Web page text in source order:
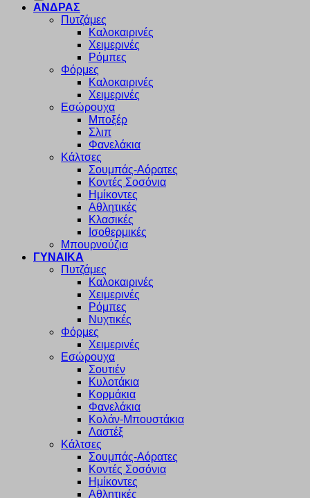
ΑΝΔΡΑΣ
Πυτζάμες
Καλοκαιρινές
Χειμερινές
Ρόμπες
Φόρμες
Καλοκαιρινές
Χειμερινές
Εσώρουχα
Μποξέρ
Σλιπ
Φανελάκια
Κάλτσες
Σουμπάς-Αόρατες
Κοντές Σοσόνια
Ημίκοντες
Αθλητικές
Κλασικές
Ισοθερμικές
Μπουρνούζια
ΓΥΝΑΙΚΑ
Πυτζάμες
Καλοκαιρινές
Χειμερινές
Ρόμπες
Νυχτικές
Φόρμες
Χειμερινές
Εσώρουχα
Σουτιέν
Κυλοτάκια
Κορμάκια
Φανελάκια
Κολάν-Μπουστάκια
Λαστέξ
Κάλτσες
Σουμπάς-Αόρατες
Κοντές Σοσόνια
Ημίκοντες
Αθλητικές